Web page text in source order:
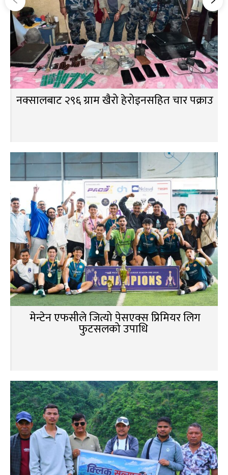
नक्सालबाट २९६ ग्राम खैरो हेरोइनसहित चार पक्राउ
मेन्टेन एफसीले जित्यो पेसएक्स प्रिमियर लिग
फुटसलको उपाधि